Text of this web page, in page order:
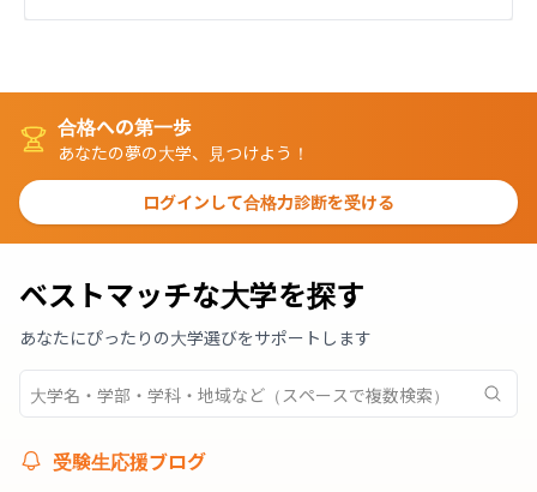
合格への第一歩
あなたの夢の大学、見つけよう！
ログインして合格力診断を受ける
ベストマッチな大学を探す
あなたにぴったりの大学選びをサポートします
受験生応援ブログ